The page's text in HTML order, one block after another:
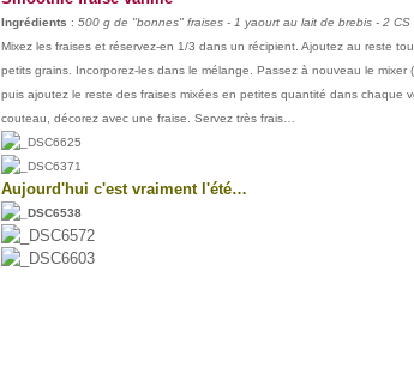
Ingrédients : 500 g de "bonnes" fraises - 1 yaourt au lait de brebis - 2
Mixez les fraises et réservez-en 1/3 dans un récipient. Ajoutez au reste
petits grains. Incorporez-les dans le mélange. Passez à nouveau le
puis ajoutez le reste des fraises mixées en petites quantité dans chaque
couteau, décorez avec une fraise. Servez très frais…
Aujourd'hui c'est vraiment l'été…